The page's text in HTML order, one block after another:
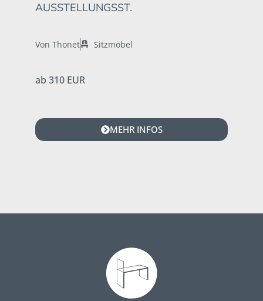
AUSSTELLUNGSST.
Von Thonet Sitzmöbel
ab 310 EUR
MEHR INFOS